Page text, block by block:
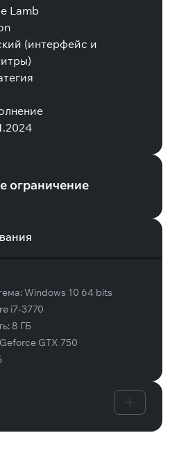
Lamb
(интерфейс и
ограничение
Windows 10 64 bits
i7-3770
8 ГБ
GTX 750